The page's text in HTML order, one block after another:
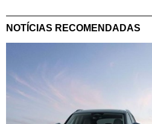
NOTÍCIAS RECOMENDADAS